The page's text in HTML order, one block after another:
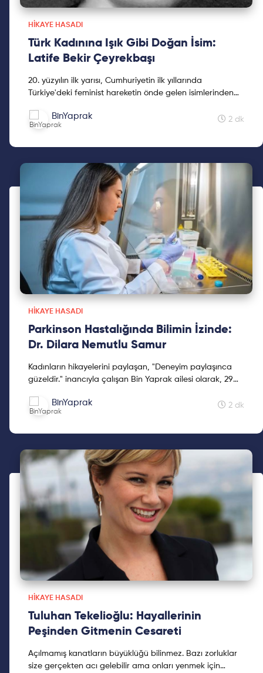
HIKAYE HASADI
Türk Kadınına Işık Gibi Doğan İsim:
Latife Bekir Çeyrekbaşı
20. yüzyılın ilk yarısı, Cumhuriyetin ilk yıllarında
Türkiye'deki feminist hareketin önde gelen isimlerinden
Atatürk'ün verdiği soyadı ile Latife Işıkdoğdu. Eğitimci,
siyasetçi ve kadın hakları savunucusuydu. Kadınlar Halk
BinYaprak 2 dk
HIKAYE HASADI
Parkinson Hastalığında Bilimin İzinde:
Dr. Dilara Nemutlu Samur
Kadınların hikayelerini paylaşan, "Deneyim paylaşınca
güzeldir." inancıyla çalışan Bin Yaprak ailesi olarak, 29
Cumhuriyetimizin 2. yüzyılına kadınların hikayelerini
hediye etmek için çıktığımız Hikaye Hasadına, sevgili kız
başarılı kadınlarımız var; bu yazıda olduğu gibi, kız
kardeşlerimizin hayat hikayelerini, deneyimlerini,
bilgeliğini, ilhamını ve hayat enerjisini dijitale taşıyıp,
sözleri ve yaşadıklarıyla bıraktığı izlerini binlerle
paylaşmak istiyoruz.
BinYaprak 2 dk
HIKAYE HASADI
Tuluhan Tekelioğlu: Hayallerinin
Peşinden Gitmenin Cesareti
Açılmamış kanatların büyüklüğü bilinmez. Bazı zorluklar
size gerçekten acı gelebilir ama onları yenmek için